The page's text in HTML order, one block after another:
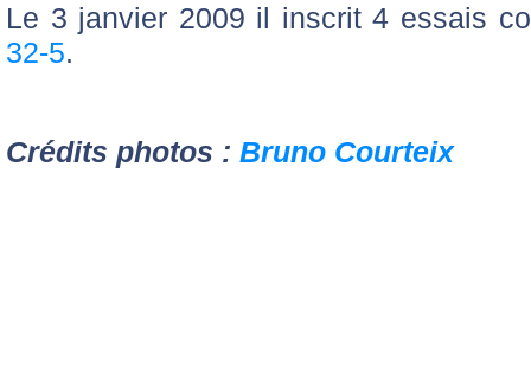
Le 3 janvier 2009 il inscrit 4 essais
32-5.
Crédits photos : Bruno Courteix